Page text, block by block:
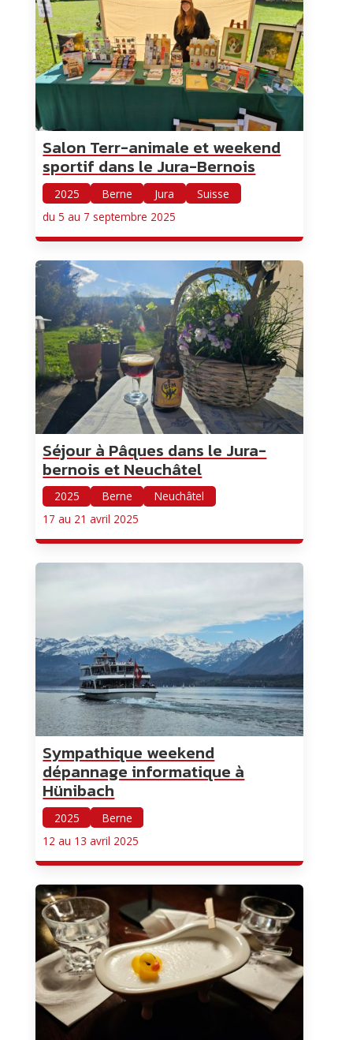
Salon Terr-animale et weekend
sportif dans le Jura-Bernois
2025 Berne Jura
Suisse
du 5 au 7 septembre 2025
Séjour à Pâques dans le Jura-
bernois et Neuchâtel
2025 Berne
Neuchâtel
17 au 21 avril 2025
Sympathique weekend
dépannage informatique à
Hünibach
2025
Berne
12 au 13 avril 2025
ChatBot de MyCharly Agent IA
Hello! Que désirez-vous savoir ?